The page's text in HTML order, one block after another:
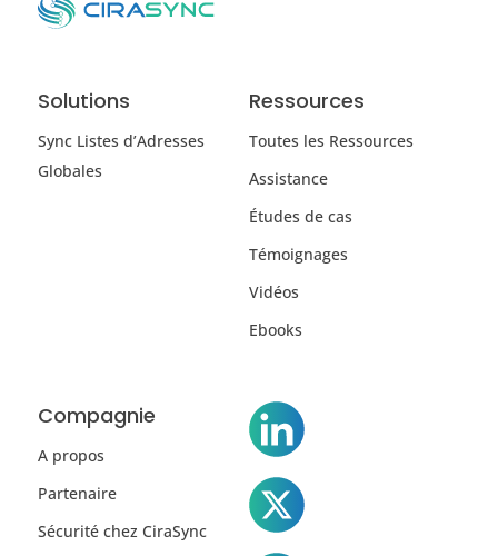
Solutions
Sync Listes d’Adresses
Globales
Ressources
Toutes les Ressources
Assistance
Études de cas
Témoignages
Vidéos
Ebooks
Compagnie
A propos
Partenaire
Sécurité chez CiraSync